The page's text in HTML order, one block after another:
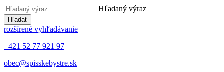
Hľadaný výraz
Hľadať
rozšírené vyhľadávanie
+421 52 77 921 97
obec@spisskebystre.sk